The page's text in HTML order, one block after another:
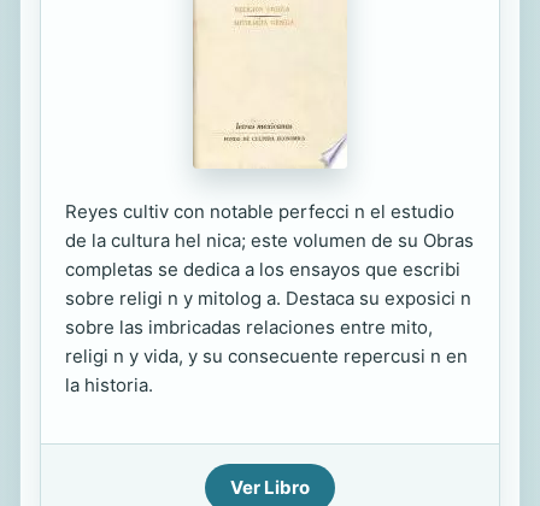
Reyes cultiv con notable perfecci n el estudio
de la cultura hel nica; este volumen de su Obras
completas se dedica a los ensayos que escribi
sobre religi n y mitolog a. Destaca su exposici n
sobre las imbricadas relaciones entre mito,
religi n y vida, y su consecuente repercusi n en
la historia.
Ver Libro